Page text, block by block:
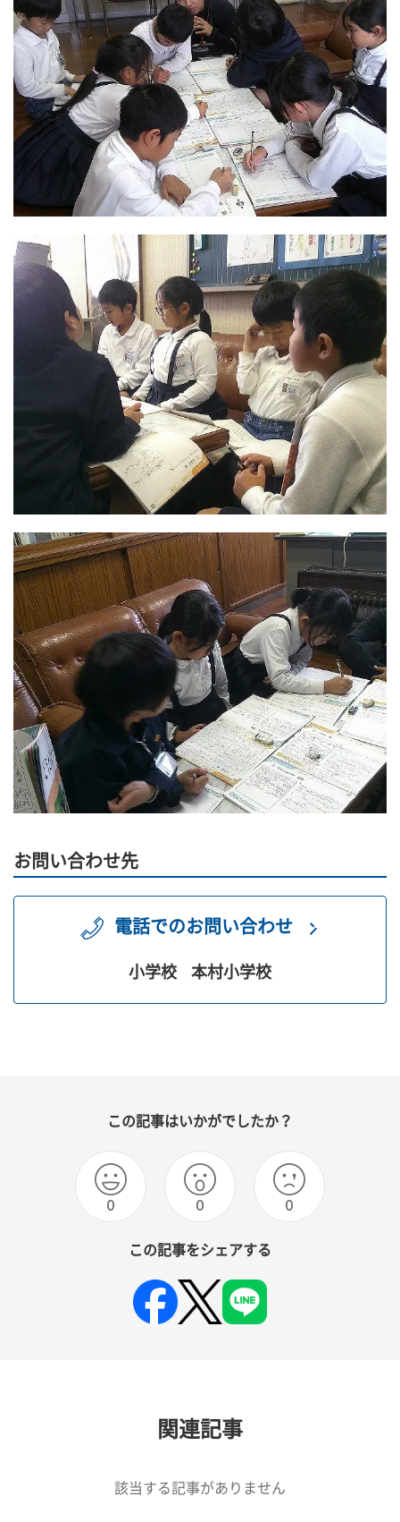
お問い合わせ先
電話でのお問い合わせ
小学校 本村小学校
この記事はいかがでしたか？
0 0 0
この記事をシェアする
関連記事
該当する記事がありません